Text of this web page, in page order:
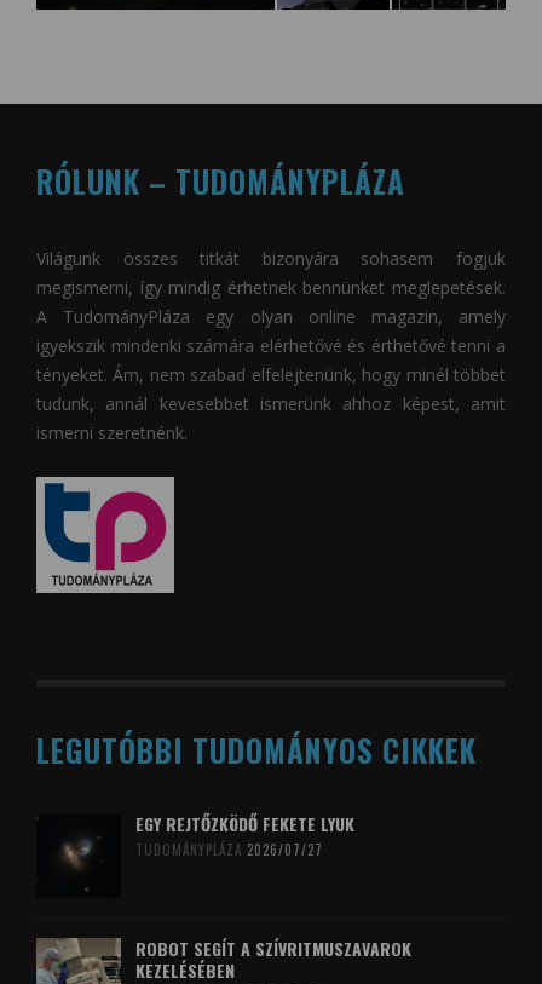
RÓLUNK – TUDOMÁNYPLÁZA
Világunk összes titkát bizonyára sohasem fogjuk
megismerni, így mindig érhetnek bennünket meglepetések.
A TudományPláza egy olyan online magazin, amely
igyekszik mindenki számára elérhetővé és érthetővé tenni a
tényeket. Ám, nem szabad elfelejtenünk, hogy minél többet
tudunk, annál kevesebbet ismerünk ahhoz képest, amit
ismerni szeretnénk.
LEGUTÓBBI TUDOMÁNYOS CIKKEK
EGY REJTŐZKÖDŐ FEKETE LYUK
TUDOMÁNYPLÁZA 2026/07/27
ROBOT SEGÍT A SZÍVRITMUSZAVAROK
KEZELÉSÉBEN